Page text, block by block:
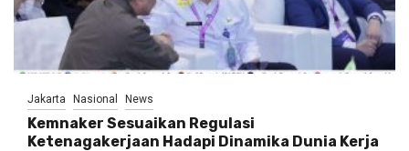
Jakarta Nasional News
Kemnaker Sesuaikan Regulasi
Ketenagakerjaan Hadapi Dinamika Dunia Kerja